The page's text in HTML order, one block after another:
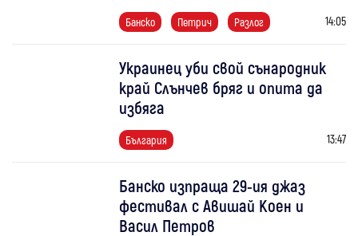
Банско Петрич Разлог 14:05
Украинец уби свой сънародник
край Слънчев бряг и опита да
избяга
България 13:47
Банско изпраща 29-ия джаз
фестивал с Авишай Коен и
Васил Петров